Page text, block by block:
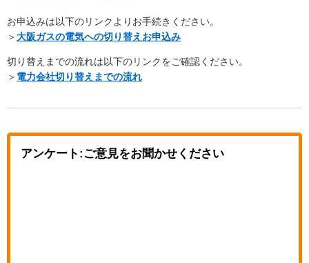
お申込みは以下のリンクよりお手続きください。
＞大阪ガスの電気への切り替えお申込み
切り替えまでの流れは以下のリンクをご確認ください。
＞ 電力会社切り替えまでの流れ
アンケート:ご意見をお聞かせください